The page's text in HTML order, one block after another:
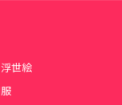
世絵